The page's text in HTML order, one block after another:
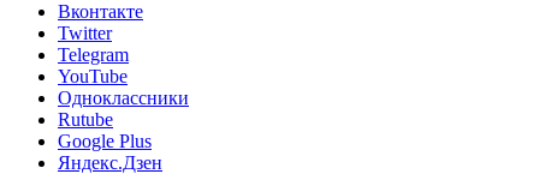
Вконтакте
Twitter
Telegram
YouTube
Одноклассники
Rutube
Google Plus
Яндекс.Дзен